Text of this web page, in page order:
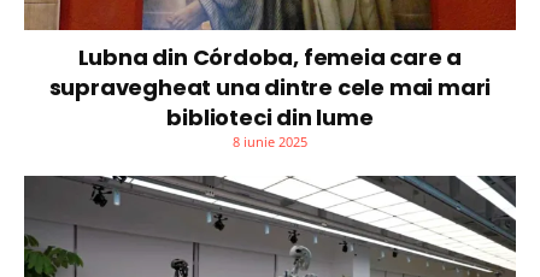
Lubna din Córdoba, femeia care a
supravegheat una dintre cele mai mari
biblioteci din lume
8 iunie 2025